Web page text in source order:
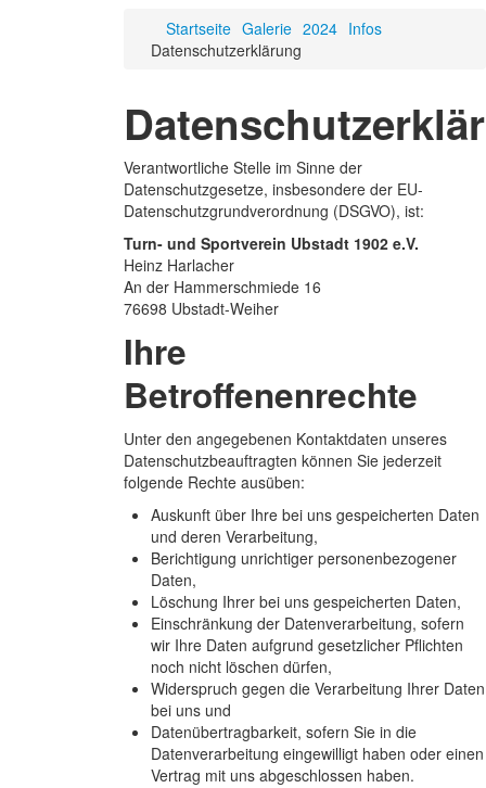
Startseite Galerie 2024 Infos
Datenschutzerklärung
Verantwortliche Stelle im Sinne der
Datenschutzgesetze, insbesondere der EU-
Datenschutzgrundverordnung (DSGVO), ist:
Turn- und Sportverein Ubstadt 1902 e.V.
Heinz Harlacher
An der Hammerschmiede 16
76698 Ubstadt-Weiher
Ihre
Betroffenenrechte
Unter den angegebenen Kontaktdaten unseres
Datenschutzbeauftragten können Sie jederzeit
folgende Rechte ausüben:
Auskunft über Ihre bei uns gespeicherten Daten
und deren Verarbeitung,
Berichtigung unrichtiger personenbezogener
Daten,
Löschung Ihrer bei uns gespeicherten Daten,
Einschränkung der Datenverarbeitung, sofern
wir Ihre Daten aufgrund gesetzlicher Pflichten
noch nicht löschen dürfen,
Widerspruch gegen die Verarbeitung Ihrer Daten
bei uns und
Datenübertragbarkeit, sofern Sie in die
Datenverarbeitung eingewilligt haben oder einen
Vertrag mit uns abgeschlossen haben.